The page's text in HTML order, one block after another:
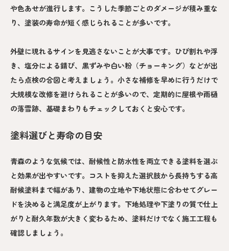
や色あせが進行します。こうした季節ごとのダメージが積み重な
り、塗装の寿命が短く感じられることが多いです。
外壁に現れるサインを見逃さないことが大事です。ひび割れや浮
き、塩分による錆び、黒ずみや白い粉（チョーキング）などが出
たら点検の合図と考えましょう。小さな補修を早めに行うだけで
大規模な改修を避けられることが多いので、定期的に屋根や雨樋
の落雪跡、基礎まわりもチェックしておくと安心です。
塗料選びと寿命の目安
青森のような気候では、耐候性と防水性を両立できる塗料を選ぶ
と効果が出やすいです。コストを抑えた選択肢から長持ちする高
耐候塗料まで幅があり、建物の立地や下地状態に合わせてグレー
ドを決めると満足度が上がります。下地処理や下塗りの質で仕上
がりと耐久年数が大きく変わるため、塗料だけでなく施工工程も
確認しましょう。